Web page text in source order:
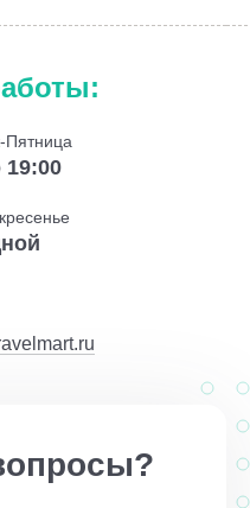
Пятница
19:00